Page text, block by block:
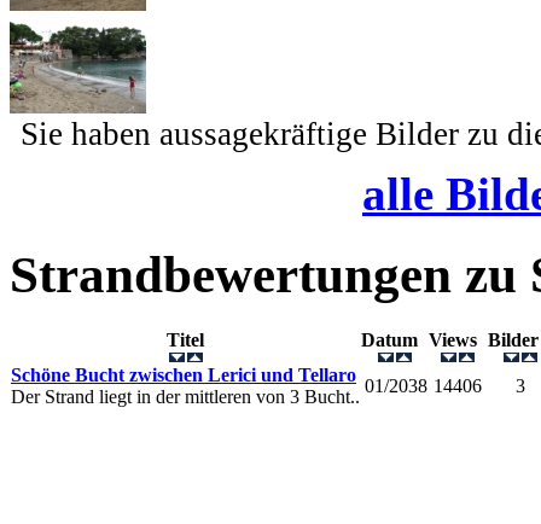
Sie haben aussagekräftige Bilder zu
alle
Strandbewertungen zu
Titel Datum Views
Schöne Bucht zwischen Lerici und Tellaro
Der Strand liegt in der mittleren von 3 Bucht..
01/2038 14406 3